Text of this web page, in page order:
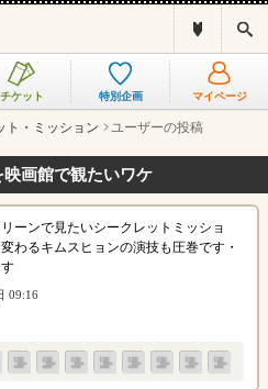
ス
は
？
チケット 特別企画 マイページ
ト・ミッション ユーザーの投稿
画館で観たいワケ
ーンで見たいシークレットミッショ
わるキムスヒョンの演技も圧巻です・
09:16